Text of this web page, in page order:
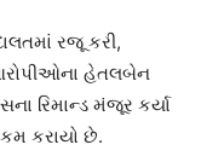
રજૂ કરી,
આરોપીઓના હેતલબેન
રિમાન્ડ મંજૂર કર્યા
કરાયો છે.